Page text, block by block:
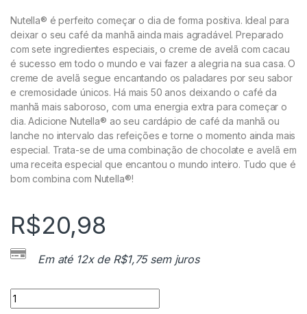
Nutella® é perfeito começar o dia de forma positiva. Ideal para
deixar o seu café da manhã ainda mais agradável. Preparado
com sete ingredientes especiais, o creme de avelã com cacau
é sucesso em todo o mundo e vai fazer a alegria na sua casa. O
creme de avelã segue encantando os paladares por seu sabor
e cremosidade únicos. Há mais 50 anos deixando o café da
manhã mais saboroso, com uma energia extra para começar o
dia. Adicione Nutella® ao seu cardápio de café da manhã ou
lanche no intervalo das refeições e torne o momento ainda mais
especial. Trata-se de uma combinação de chocolate e avelã em
uma receita especial que encantou o mundo inteiro. Tudo que é
bom combina com Nutella®!
R$20,98
Em até 12x de R$1,75sem juros
Creme de Avelã Nutella Com Cacau 350g quantity